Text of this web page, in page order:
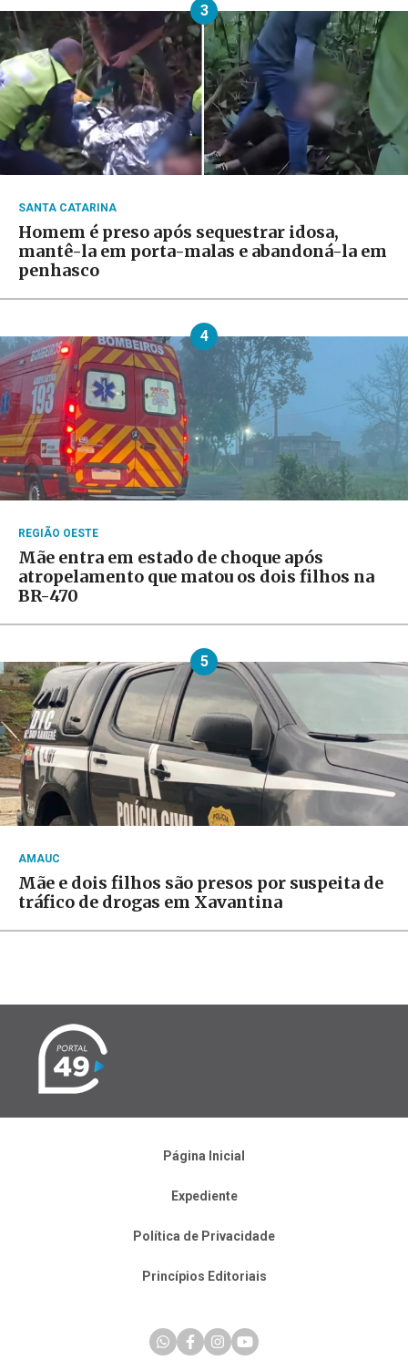
3
SANTA CATARINA
Homem é preso após sequestrar idosa,
mantê-la em porta-malas e abandoná-la em
penhasco
4
REGIÃO OESTE
Mãe entra em estado de choque após
atropelamento que matou os dois filhos na
BR-470
5
AMAUC
Mãe e dois filhos são presos por suspeita de
tráfico de drogas em Xavantina
Página Inicial
Expediente
Política de Privacidade
Princípios Editoriais